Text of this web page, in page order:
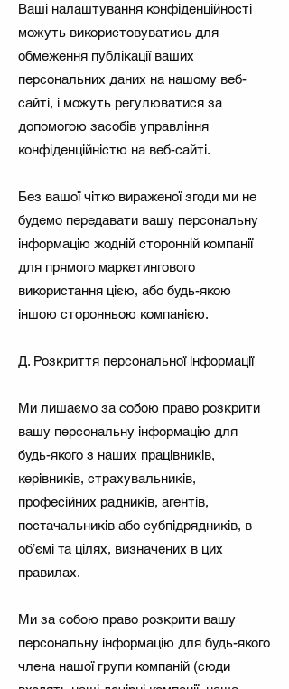
Ваші налаштування конфіденційності
можуть використовуватись для
обмеження публікації ваших
персональних даних на нашому веб-
сайті, і можуть регулюватися за
допомогою засобів управління
конфіденційністю на веб-сайті.
Без вашої чітко вираженої згоди ми не
будемо передавати вашу персональну
інформацію жодній сторонній компанії
для прямого маркетингового
використання цією, або будь-якою
іншою сторонньою компанією.
Д. Розкриття персональної інформації
Ми лишаємо за собою право розкрити
вашу персональну інформацію для
будь-якого з наших працівників,
керівників, страхувальників,
професійних радників, агентів,
постачальників або субпідрядників, в
об’ємі та цілях, визначених в цих
правилах.
Ми за собою право розкрити вашу
персональну інформацію для будь-якого
члена нашої групи компаній (сюди